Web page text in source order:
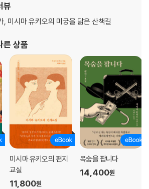
〈히노키 슌스케론〉
. 열세 살 때부터 필명을 만들
뷰
, 미시마 유키오의 미궁을 닮은 산책길
른 상품
미시마 유키오의 편지
교실
11,800원
목숨을 팝니다
14,400원